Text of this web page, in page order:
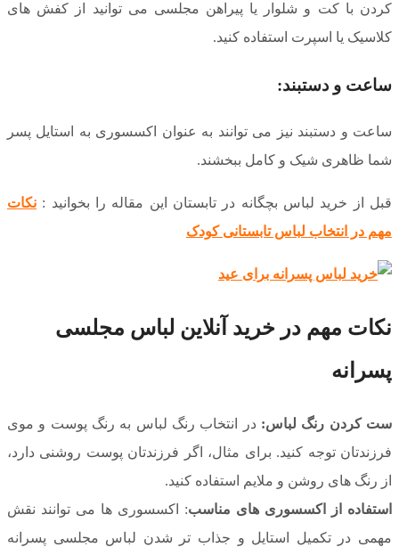
کردن با کت و شلوار یا پیراهن مجلسی می توانید از کفش های
کلاسیک یا اسپرت استفاده کنید.
ساعت و دستبند:
ساعت و دستبند نیز می توانند به عنوان اکسسوری به استایل پسر
شما ظاهری شیک و کامل ببخشند.
قبل از خرید لباس بچگانه در تابستان این مقاله را بخوانید : نکات
مهم در انتخاب لباس تابستانی کودک
نکات مهم در خرید آنلاین لباس مجلسی
پسرانه
ست کردن رنگ لباس: در انتخاب رنگ لباس به رنگ پوست و موی
فرزندتان توجه کنید. برای مثال، اگر فرزندتان پوست روشنی دارد،
از رنگ های روشن و ملایم استفاده کنید.
استفاده از اکسسوری های مناسب: اکسسوری ها می توانند نقش
مهمی در تکمیل استایل و جذاب تر شدن لباس مجلسی پسرانه